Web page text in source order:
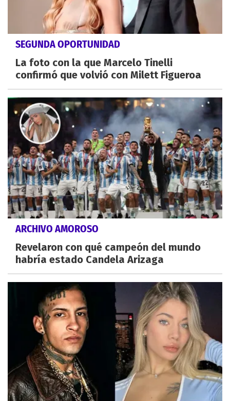
SEGUNDA OPORTUNIDAD
La foto con la que Marcelo Tinelli
confirmó que volvió con Milett Figueroa
ARCHIVO AMOROSO
Revelaron con qué campeón del mundo
habría estado Candela Arizaga